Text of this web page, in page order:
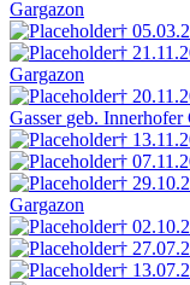
Gargazon
†
†
Gargazon
†
Gasser geb. Innerhofer
†
†
†
Gargazon
†
†
†